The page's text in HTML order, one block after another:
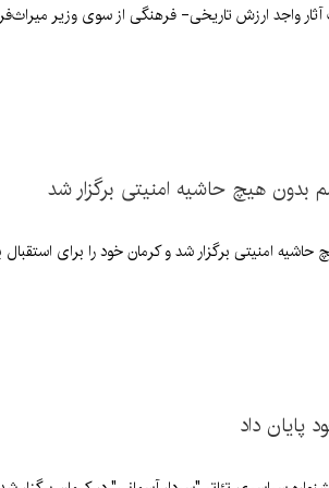
واجد ارزش تاریخی- فرهنگی از سوی وزیر
بدون هیچ حاشیه امنیتی برگزار شد
امنیتی برگزار شد و کرمان خود را برای استقبال
پایان داد